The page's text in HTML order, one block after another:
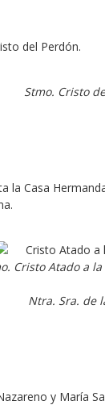
del Perdón.
Stmo. Cristo
la Casa
Cristo Atado a
Ntra. Sra. de
y María